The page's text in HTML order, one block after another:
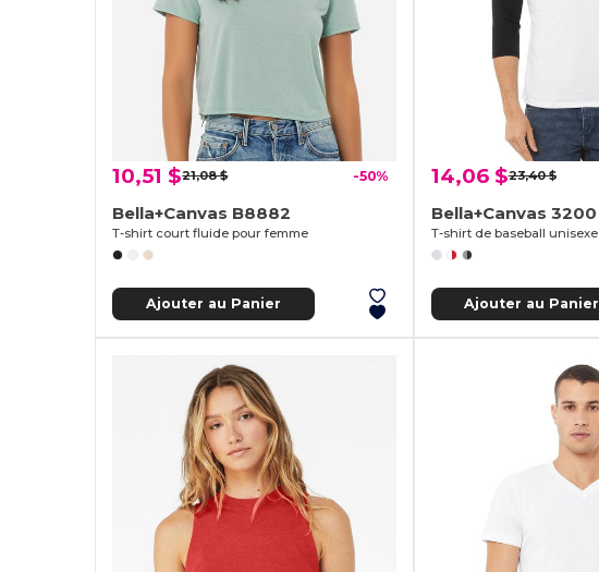
10,51 $21,08 $ -50%
Bella+Canvas B8882
T-shirt court fluide pour femme
Ajouter au Panier
14,06 $23,40 $
Bella+Canvas 3200
T-shirt de baseball
Ajouter au Panier